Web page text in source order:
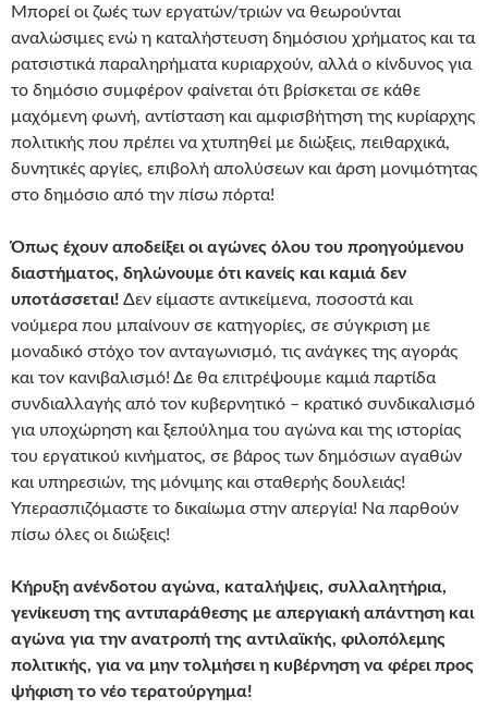
Μπορεί οι ζωές των εργατών/τριών να θεωρούνται
αναλώσιμες ενώ η καταλήστευση δημόσιου χρήματος και τα
ρατσιστικά παραληρήματα κυριαρχούν, αλλά ο κίνδυνος για
το δημόσιο συμφέρον φαίνεται ότι βρίσκεται σε κάθε
μαχόμενη φωνή, αντίσταση και αμφισβήτηση της κυρίαρχης
πολιτικής που πρέπει να χτυπηθεί με διώξεις, πειθαρχικά,
δυνητικές αργίες, επιβολή απολύσεων και άρση μονιμότητας
στο δημόσιο από την πίσω πόρτα!
Όπως έχουν αποδείξει οι αγώνες όλου του προηγούμενου
διαστήματος, δηλώνουμε ότι κανείς και καμιά δεν
υποτάσσεται! Δεν είμαστε αντικείμενα, ποσοστά και
νούμερα που μπαίνουν σε κατηγορίες, σε σύγκριση με
μοναδικό στόχο τον ανταγωνισμό, τις ανάγκες της αγοράς
και τον κανιβαλισμό! Δε θα επιτρέψουμε καμιά παρτίδα
συνδιαλλαγής από τον κυβερνητικό – κρατικό συνδικαλισμό
για υποχώρηση και ξεπούλημα του αγώνα και της ιστορίας
του εργατικού κινήματος, σε βάρος των δημόσιων αγαθών
και υπηρεσιών, της μόνιμης και σταθερής δουλειάς!
Υπερασπιζόμαστε το δικαίωμα στην απεργία! Να παρθούν
πίσω όλες οι διώξεις!
Κήρυξη ανένδοτου αγώνα, καταλήψεις, συλλαλητήρια,
γενίκευση της αντιπαράθεσης με απεργιακή απάντηση και
αγώνα για την ανατροπή της αντιλαϊκής, φιλοπόλεμης
πολιτικής, για να μην τολμήσει η κυβέρνηση να φέρει προς
ψήφιση το νέο τερατούργημα!